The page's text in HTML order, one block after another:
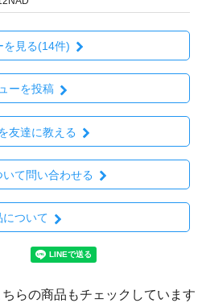
を見る(14件)
ーを投稿
友達に教える
いて問い合わせる
について
らの商品もチェックしています